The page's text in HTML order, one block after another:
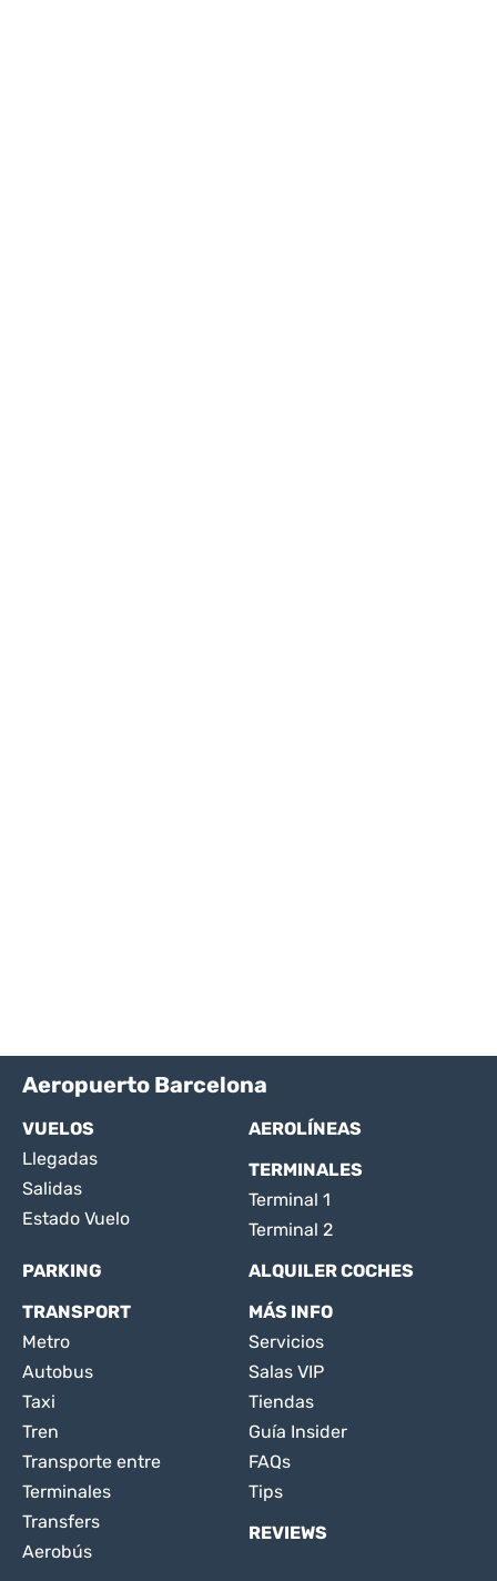
Aeropuerto Barcelona
VUELOS
Llegadas
Salidas
Estado Vuelo
AEROLÍNEAS
TERMINALES
Terminal 1
Terminal 2
PARKING
ALQUILER COCHES
TRANSPORT
Metro
Autobus
Taxi
Tren
Transporte entre
Terminales
Transfers
Aerobús
MÁS INFO
Servicios
Salas VIP
Tiendas
Guía Insider
FAQs
Tips
REVIEWS